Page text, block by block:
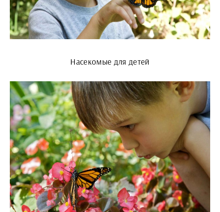
Насекомые для детей